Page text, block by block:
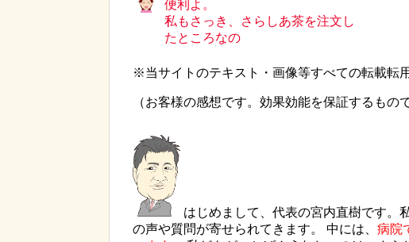
便利よ。
私もさっき、さらしあ茶を注文し
たところなの
※当サイトのテキスト・画像等すべての転載転
（お客様の感想です。効果効能を保証するもの
はじめまして、代表の宮内直樹です。
の声や質問が寄せられてきます。 中には、 病院